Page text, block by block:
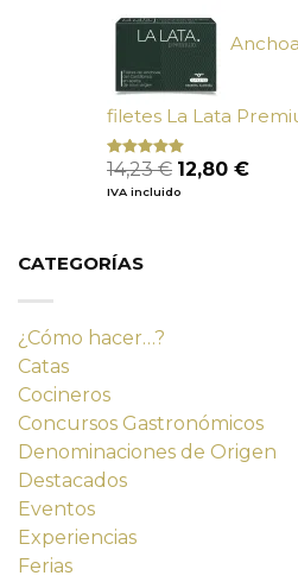
9,90 €.
filetes La Lata
Valorado
con
de 5
14,23€ El
precio
12,80 €El
IVA incluido
CATEGORÍAS
¿Cómo hacer…?
Catas
Cocineros
Concursos Gastronómicos
Denominaciones de Origen
Destacados
Eventos
Experiencias
Ferias